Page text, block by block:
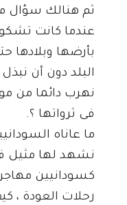
ثم هنالك سؤال
عندما كانت
بأرضها وبلادها
البلد دون أن
نهرب دائما من
فى ثرواتها ؟.
ما عاناه
نشهد لها مثيل
كسودانيين
رحلات العودة ،